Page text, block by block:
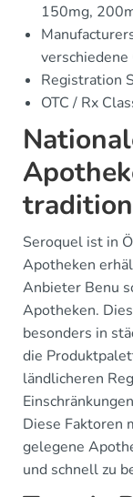
150mg,
Registration
OTC / Rx
Seroquel ist in
Apotheken
Anbieter Benu
Apotheken.
besonders in
die
ländlicheren
Diese Faktoren
gelegene
und schnell zu